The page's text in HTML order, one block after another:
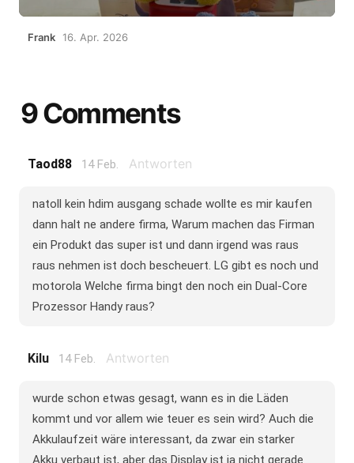
Frank 16. Apr. 2026
9 Comments
Taod88 14 Feb. Antworten
natoll kein hdim ausgang schade wollte es mir kaufen
dann halt ne andere firma, Warum machen das Firman
ein Produkt das super ist und dann irgend was raus
raus nehmen ist doch bescheuert. LG gibt es noch und
motorola Welche firma bingt den noch ein Dual-Core
Prozessor Handy raus?
Kilu 14 Feb. Antworten
wurde schon etwas gesagt, wann es in die Läden
kommt und vor allem wie teuer es sein wird? Auch die
Akkulaufzeit wäre interessant, da zwar ein starker
Akku verbaut ist, aber das Display ist ja nicht gerade